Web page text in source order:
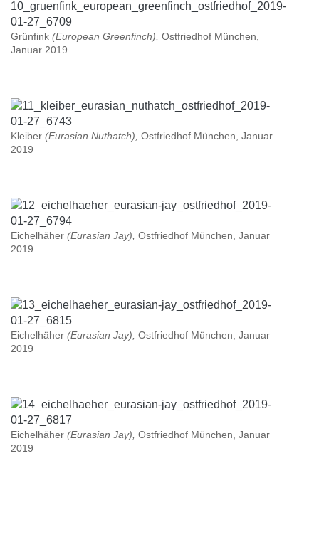
Grünfink (European Greenfinch), Ostfriedhof München,
Januar 2019
Kleiber (Eurasian Nuthatch), Ostfriedhof München, Januar
2019
Eichelhäher (Eurasian Jay), Ostfriedhof München, Januar
2019
Eichelhäher (Eurasian Jay), Ostfriedhof München, Januar
2019
Eichelhäher (Eurasian Jay), Ostfriedhof München, Januar
2019